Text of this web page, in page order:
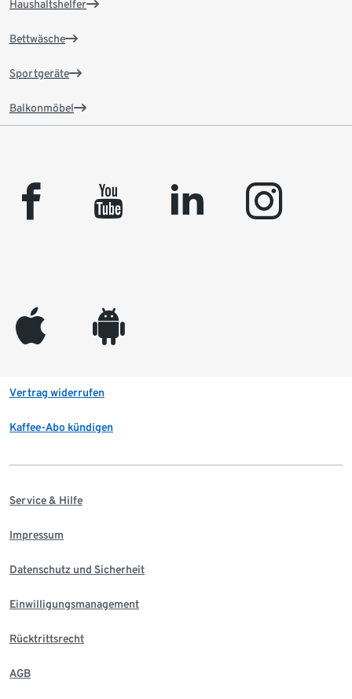
Haushaltshelfer
Bettwäsche
Sportgeräte
Balkonmöbel
facebook youtube linkedin instagram
appleinc android
Vertrag widerrufen
Kaffee-Abo kündigen
Service & Hilfe
Impressum
Datenschutz und Sicherheit
Einwilligungsmanagement
Rücktrittsrecht
AGB